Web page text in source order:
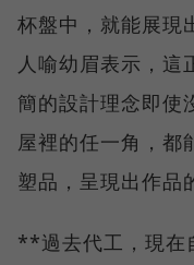
杯盤中，就能展現
人喻幼眉表示，這
簡的設計理念即使
屋裡的任一角，都
塑品，呈現出作品
**過去代工，現在